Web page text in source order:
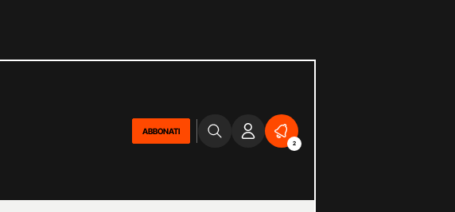
ABBONATI
2